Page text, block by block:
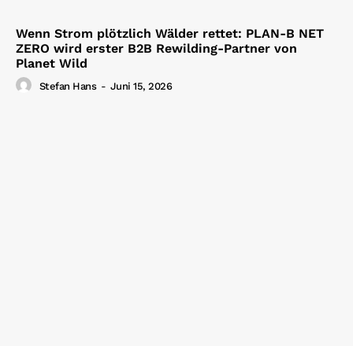
Wenn Strom plötzlich Wälder rettet: PLAN-B NET
ZERO wird erster B2B Rewilding-Partner von
Planet Wild
Stefan Hans - Juni 15, 2026